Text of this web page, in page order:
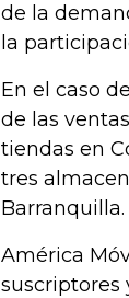
de la
la
En el caso
de las
tiendas en
tres
Barranquilla.
América
suscriptores